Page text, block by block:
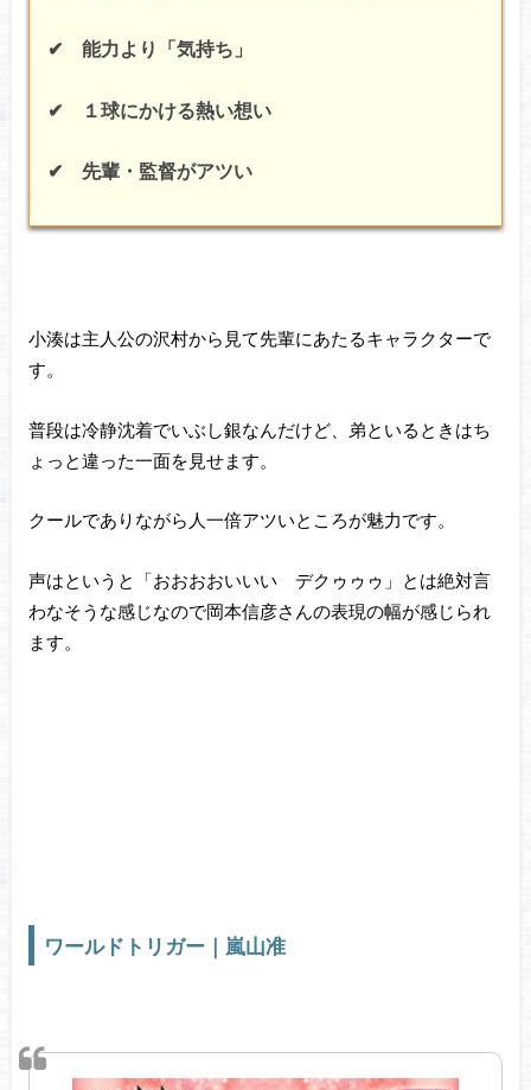
✔ 能力より「気持ち」
✔ １球にかける熱い想い
✔ 先輩・監督がアツい
小湊は主人公の沢村から見て先輩にあたるキャラクターで
す。
普段は冷静沈着でいぶし銀なんだけど、弟といるときはち
ょっと違った一面を見せます。
クールでありながら人一倍アツいところが魅力です。
声はというと「おおおおいいい デクゥゥゥ」とは絶対言
わなそうな感じなので岡本信彦さんの表現の幅が感じられ
ます。
ワールドトリガー｜嵐山准